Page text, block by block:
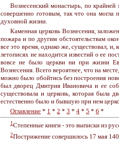
Вознесенский монастырь, по
совершенно готовым, так что она могла
духовной жизни.
Каменная церковь Вознесения,
пожара и по другим обстоятельствам
все это время, однако же, существовал,
летописях не находится известий о ее
вовсе не было церкви ни при жизни
Вознесения. Всего вероятнее, что на
можно было обойтись без построения
был дворец Дмитрия Ивановича и ее
существовала и церковь, которая была
естественно было и бывшую при нем
Оглавление * 1 * 2 * 3 * 4 * 5 * 6 *
1Степенные книги - это выписки из
2Пострижение совершилось 17 мая